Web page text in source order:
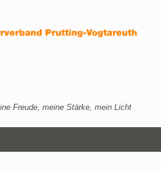
Freude, meine Stärke, mein Licht